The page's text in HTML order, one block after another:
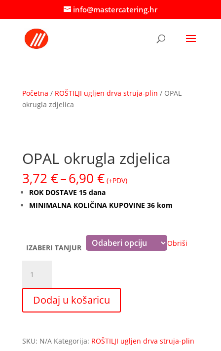
info@mastercatering.hr
Početna / ROŠTILJI ugljen drva struja-plin / OPAL
okrugla zdjelica
OPAL okrugla zdjelica
3,72 €–6,90 €Raspon
cijena:
od
3,72 €
6,90 €
(+PDV)
ROK DOSTAVE 15 dana
MINIMALNA KOLIČINA KUPOVINE 36 kom
IZABERI TANJUR Obriši
okrugla
zdjelica
količina
Dodaj u košaricu
SKU: N/A Kategorija: ROŠTILJI ugljen drva struja-plin